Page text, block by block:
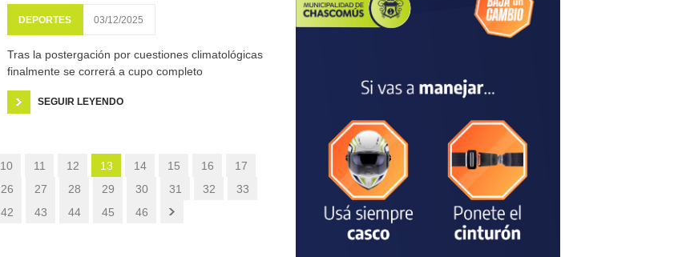
DEPORTES 03/12/2025
Tras la postergación por cuestiones climatológicas
finalmente se correrá a cupo completo
SEGUIR LEYENDO
10 11 12 13 14 15 16
17
26 27 28 29 30 31 32
33
42 43 44 45 46